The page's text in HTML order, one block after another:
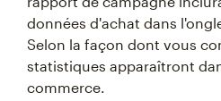
données d'achat dans
Selon la façon dont vous
statistiques apparaîtront
commerce.